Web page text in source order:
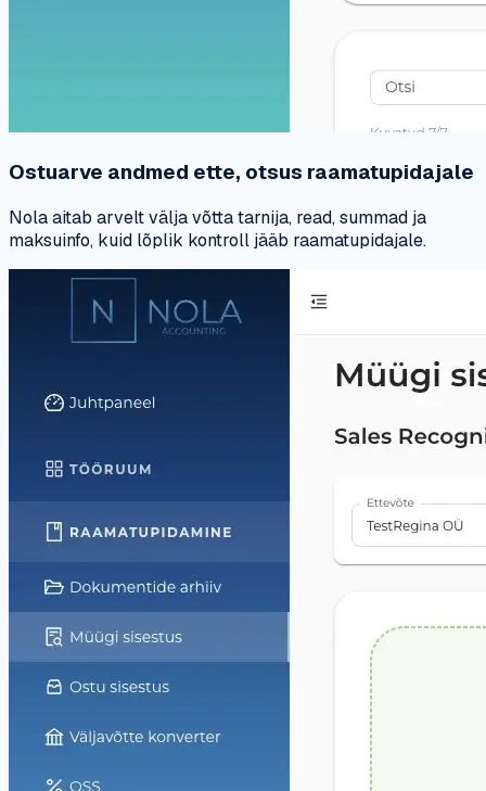
Ostuarve andmed ette, otsus raamatupidajale
Nola aitab arvelt välja võtta tarnija, read, summad ja
maksuinfo, kuid lõplik kontroll jääb raamatupidajale.